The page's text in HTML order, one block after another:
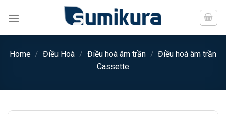
đến
Home / Điều Hoà / Điều hoà âm trần / Điều hoà âm trần
Cassette